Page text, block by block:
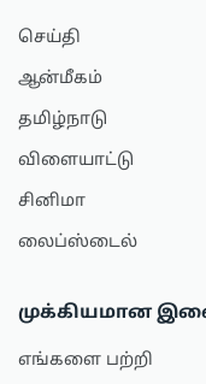
செய்தி
ஆன்மீகம்
தமிழ்நாடு
விளையாட்டு
சினிமா
லைப்ஸ்டைல்
முக்கியமான
எங்களை பற்றி